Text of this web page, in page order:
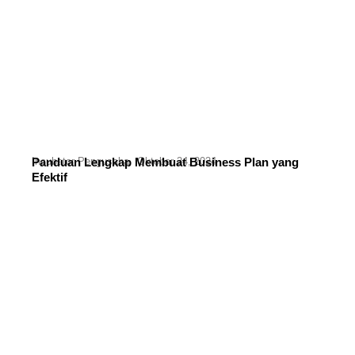
Incubator Pengusaha Oktober 24, 2024
Panduan Lengkap Membuat Business Plan yang
Efektif